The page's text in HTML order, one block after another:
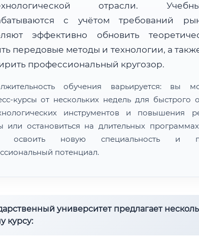
отрасли.
с учётом требований
эффективно обновить
передовые методы и технологии, а
профессиональный кругозор.
обучения варьируется: вы
курсы от нескольких недель для быстрого
инструментов и повышения
или остановиться на длительных
освоить новую специальность и
потенциал.
университет предлагает
курсу: